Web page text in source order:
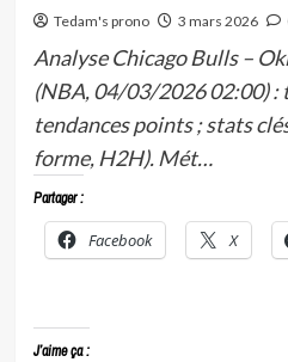
Tedam's prono 3 mars 2026
Analyse Chicago Bulls –
(NBA, 04/03/2026 02:00) :
tendances points ; stats
forme, H2H). Mét…
Partager :
Facebook X
J’aime ça :